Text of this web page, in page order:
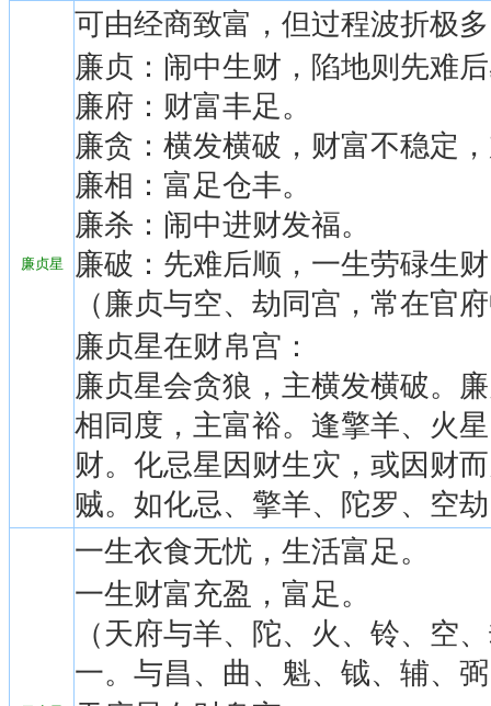
廉贞星
可由经商致富，但过程波折极
廉贞：闹中生财，陷地则先难
廉府：财富丰足。
廉贪：横发横破，财富不稳定
廉相：富足仓丰。
廉杀：闹中进财发福。
廉破：先难后顺，一生劳碌生
（廉贞与空、劫同宫，常在官
廉贞星在财帛宫：
廉贞星会贪狼，主横发横破。
相同度，主富裕。逢擎羊、火
财。化忌星因财生灾，或因财
贼。如化忌、擎羊、陀罗、空
一生衣食无忧，生活富足。
一生财富充盈，富足。
（天府与羊、陀、火、铃、空
一。与昌、曲、魁、钺、辅、